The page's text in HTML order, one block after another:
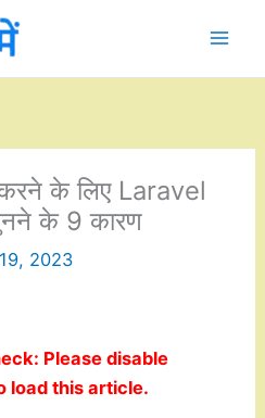
के लिए Laravel
के 9 कारण
2023
Please disable
load this article.